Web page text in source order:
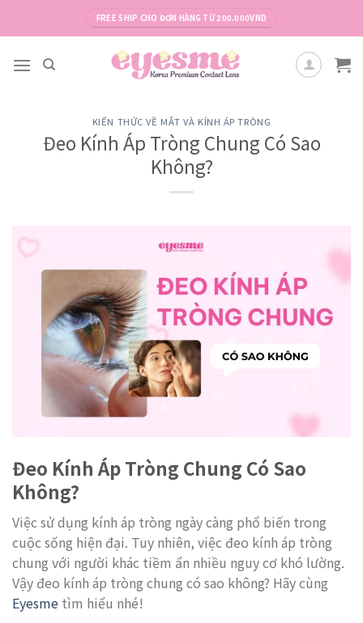
FREE SHIP CHO ĐƠN HÀNG TỪ 200.000VND
KIẾN THỨC VỀ MẮT VÀ KÍNH ÁP TRÒNG
Đeo Kính Áp Tròng Chung Có Sao
Không?
Đeo Kính Áp Tròng Chung Có Sao
Không?
Việc sử dụng kính áp tròng ngày càng phổ biến trong
cuộc sống hiện đại. Tuy nhiên, việc đeo kính áp tròng
chung với người khác tiềm ẩn nhiều nguy cơ khó lường.
Vậy đeo kính áp tròng chung có sao không? Hãy cùng
Eyesme tìm hiểu nhé!